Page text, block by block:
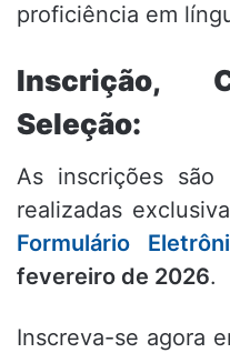
proficiência em
Inscrição,
Seleção:
As inscrições
realizadas
Formulário
fevereiro de 2026.
Inscreva-se agora